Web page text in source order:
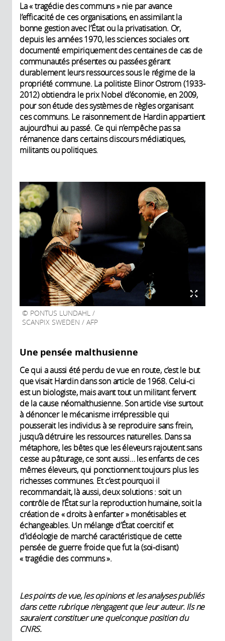
La « tragédie des communs » nie par avance
l’efficacité de ces organisations, en assimilant la
bonne gestion avec l’État ou la privatisation. Or,
depuis les années 1970, les sciences sociales ont
documenté empiriquement des centaines de cas de
communautés présentes ou passées gérant
durablement leurs ressources sous le régime de la
propriété commune. La politiste Elinor Ostrom (1933-
2012) obtiendra le prix Nobel d’économie, en 2009,
pour son étude des systèmes de règles organisant
ces communs. Le raisonnement de Hardin appartient
aujourd’hui au passé. Ce qui n’empêche pas sa
rémanence dans certains discours médiatiques,
militants ou politiques.
PONTUS LUNDAHL /
SCANPIX SWEDEN / AFP
Une pensée malthusienne
Ce qui a aussi été perdu de vue en route, c’est le but
que visait Hardin dans son article de 1968. Celui-ci
est un biologiste, mais avant tout un militant fervent
de la cause néomalthusienne. Son article vise surtout
à dénoncer le mécanisme irrépressible qui
pousserait les individus à se reproduire sans frein,
jusqu’à détruire les ressources naturelles. Dans sa
métaphore, les bêtes que les éleveurs rajoutent sans
cesse au pâturage, ce sont aussi… les enfants de ces
mêmes éleveurs, qui ponctionnent toujours plus les
richesses communes. Et c’est pourquoi il
recommandait, là aussi, deux solutions : soit un
contrôle de l’État sur la reproduction humaine, soit la
création de « droits à enfanter » monétisables et
échangeables. Un mélange d’État coercitif et
d’idéologie de marché caractéristique de cette
pensée de guerre froide que fut la (soi-disant)
« tragédie des communs ».
Les points de vue, les opinions et les analyses publiés
dans cette rubrique n’engagent que leur auteur. Ils ne
sauraient constituer une quelconque position du
CNRS.